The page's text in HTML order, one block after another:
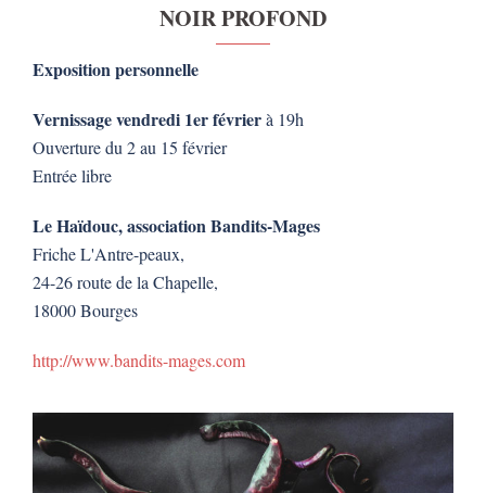
NOIR PROFOND
Exposition personnelle
Vernissage vendredi 1er févrierà 19h
Ouverture du 2 au 15 février
Entrée libre
Le Haïdouc, association Bandits-Mages
Friche L'Antre-peaux,
24-26 route de la Chapelle,
18000 Bourges
http://www.bandits-mages.com